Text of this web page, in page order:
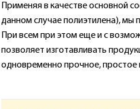
Применяя в качестве основной
данном случае полиэтилена), мы
При всем при этом еще и с
позволяет изготавливать
одновременно прочное, простое